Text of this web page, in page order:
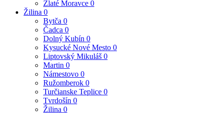
Zlaté Moravce 0
Žilina 0
Bytča 0
Čadca 0
Dolný Kubín 0
Kysucké Nové Mesto 0
Liptovský Mikuláš 0
Martin 0
Námestovo 0
Ružomberok 0
Turčianske Teplice 0
Tvrdošín 0
Žilina 0